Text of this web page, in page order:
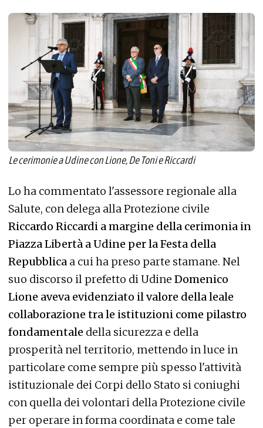
Le cerimonie a Udine con Lione, De Toni e Riccardi
Lo ha commentato l'assessore regionale alla
Salute, con delega alla Protezione civile
Riccardo Riccardi a margine della cerimonia in
Piazza Libertà a Udine per la Festa della
Repubblica a cui ha preso parte stamane. Nel
suo discorso il prefetto di Udine Domenico
Lione aveva evidenziato il valore della leale
collaborazione tra le istituzioni come pilastro
fondamentale della sicurezza e della
prosperità nel territorio, mettendo in luce in
particolare come sempre più spesso l'attività
istituzionale dei Corpi dello Stato si coniughi
con quella dei volontari della Protezione civile
per operare in forma coordinata e come tale